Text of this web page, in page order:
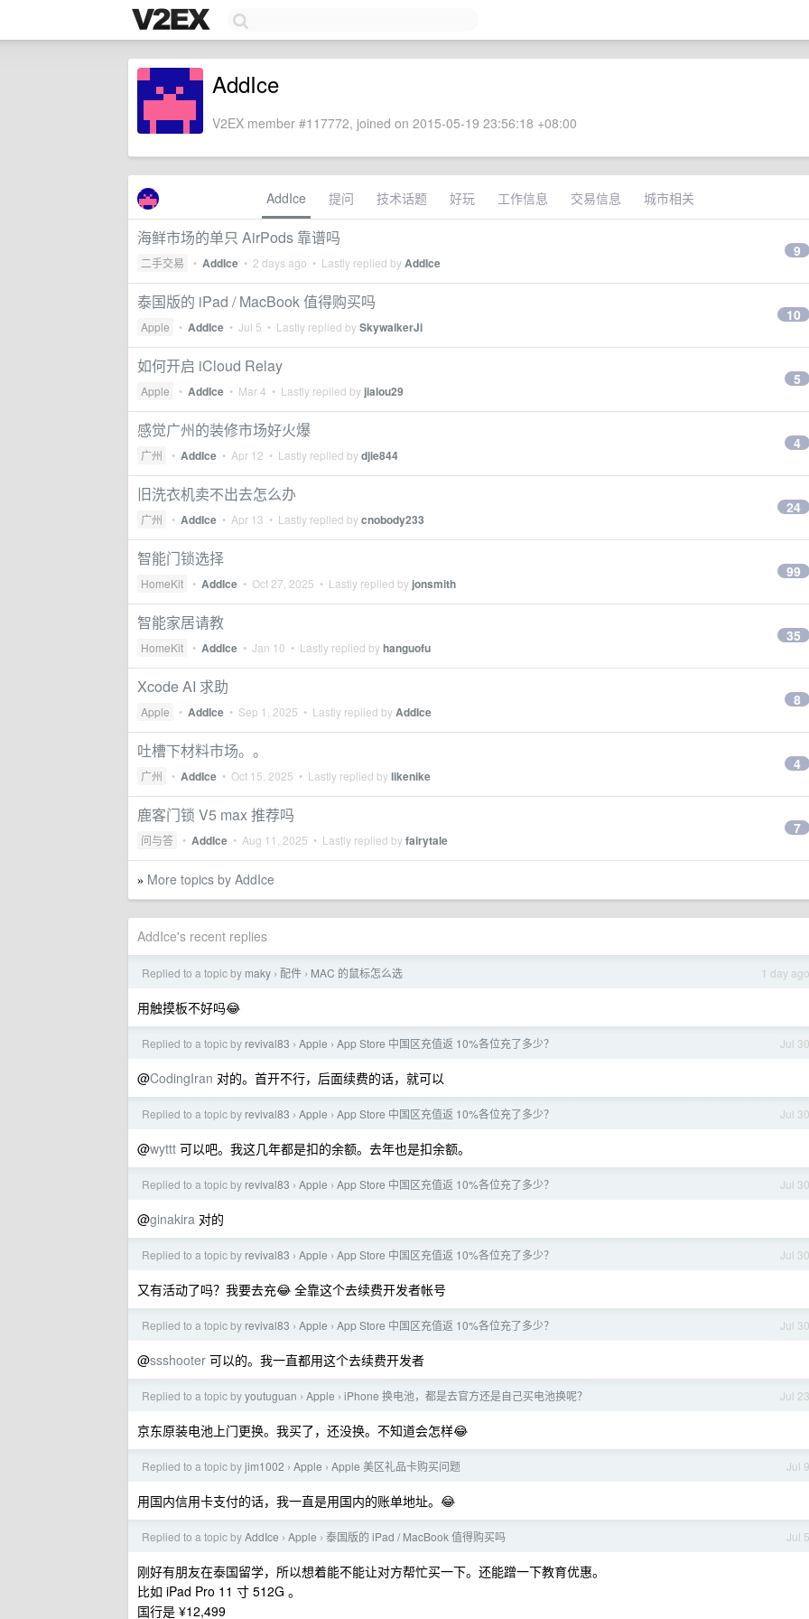
AddIce
V2EX member #117772, joined on 2015-05-19 23:56:18 +08:00
AddIce 提问 技术话题 好玩 工作信息 交易信息 城市相关
海鲜市场的单只 AirPods 靠谱吗
二手交易 • AddIce • 2 days ago • Lastly replied byAddIce
9
泰国版的 iPad / MacBook 值得购买吗
Apple • AddIce • Jul 5 • Lastly replied bySkywalkerJi
10
如何开启 iCloud Relay
Apple • AddIce • Mar 4 • Lastly replied by jialou29
5
感觉广州的装修市场好火爆
广州 • AddIce • Apr 12 • Lastly replied bydjie844
4
旧洗衣机卖不出去怎么办
广州 • AddIce • Apr 13 • Lastly replied bycnobody233
24
智能门锁选择
HomeKit • AddIce • Oct 27, 2025 • Lastly replied by jonsmith
99
智能家居请教
HomeKit • AddIce • Jan 10 • Lastly replied byhanguofu
35
Xcode AI 求助
Apple • AddIce • Sep 1, 2025 • Lastly replied byAddIce
8
吐槽下材料市场。。
广州 • AddIce • Oct 15, 2025 • Lastly replied bylikenike
4
鹿客门锁 V5 max 推荐吗
问与答 • AddIce • Aug 11, 2025 • Lastly replied byfairytale
7
» More topics by AddIce
AddIce's recent replies
1 day ago
Replied to a topic by maky › 配件 › MAC 的鼠标怎么选
用触摸板不好吗😂
Jul 30
Replied to a topic by revival83 › Apple › App Store 中国区充值返 10%各位充了多少？
@CodingIran 对的。首开不行，后面续费的话，就可以
Jul 30
Replied to a topic by revival83 › Apple › App Store 中国区充值返 10%各位充了多少？
@wyttt 可以吧。我这几年都是扣的余额。去年也是扣余额。
Jul 30
Replied to a topic by revival83 › Apple › App Store 中国区充值返 10%各位充了多少？
@ginakira 对的
Jul 30
Replied to a topic by revival83 › Apple › App Store 中国区充值返 10%各位充了多少？
又有活动了吗？我要去充😂 全靠这个去续费开发者帐号
Jul 30
Replied to a topic by revival83 › Apple › App Store 中国区充值返 10%各位充了多少？
@ssshooter 可以的。我一直都用这个去续费开发者
Jul 23
Replied to a topic byyoutuguan › Apple › iPhone 换电池，都是去官方还是自己买电池换呢？
京东原装电池上门更换。我买了，还没换。不知道会怎样😂
Jul 9
Replied to a topic byjim1002 › Apple › Apple 美区礼品卡购买问题
用国内信用卡支付的话，我一直是用国内的账单地址。😂
Jul 5
Replied to a topic byAddIce › Apple › 泰国版的 iPad / MacBook 值得购买吗
刚好有朋友在泰国留学，所以想着能不能让对方帮忙买一下。还能蹭一下教育优惠。
比如 iPad Pro 11 寸 512G 。
国行是 ¥12,499